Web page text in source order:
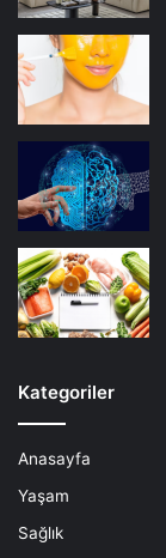
Kategoriler
Anasayfa
Yaşam
Sağlık